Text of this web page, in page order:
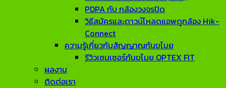
PDPA กับ กล้องวงจรปิด
วิธีสมัครและดาวน์โหลดแอพดูกล้อง Hik-
Connect
ความรู้เกี่ยวกับสัญญาณกันขโมย
รีวิวเซนเซอร์กันขโมย OPTEX FIT
ผลงาน
ติดต่อเรา